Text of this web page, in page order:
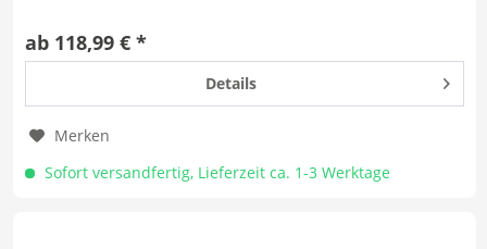
ab 118,99 € *
Details
Merken
Sofort versandfertig, Lieferzeit ca. 1-3 Werktage